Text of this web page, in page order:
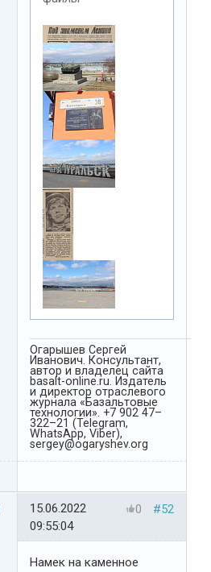
Огарышев Сергей
Иванович. Консультант,
автор и владелец сайта
basalt-online.ru. Издатель
и директор отраслевого
журнала «Базальтовые
технологии». +7 902 47–
322–21 (Telegram,
WhatsApp, Viber),
sergey@ogaryshev.org
#52
0
15.06.2022
09:55:04
Намек на каменное